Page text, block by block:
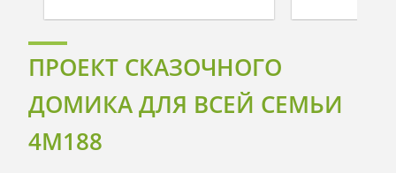
ПРОЕКТ СКАЗОЧНОГО
ДОМИКА ДЛЯ ВСЕЙ СЕМЬИ
4M188